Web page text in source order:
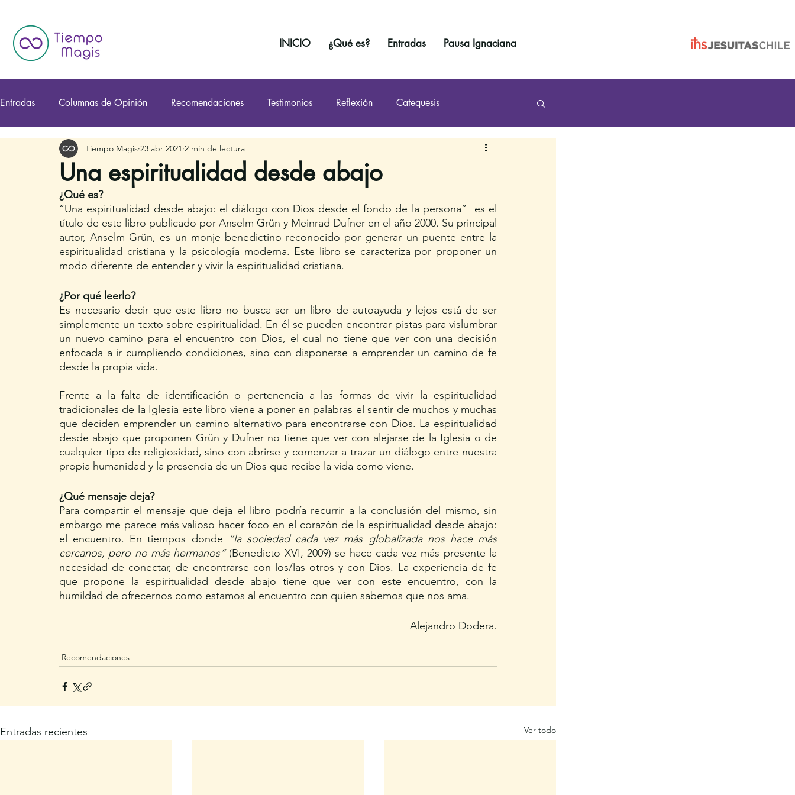
INICIO ¿Qué es? Entradas Pausa Ignaciana
Entradas Columnas de Opinión Recomendaciones Testimonios Reflexión Catequesis
Una espiritualidad desde abajo
Tiempo Magis 23 abr 2021 2 min de lectura
¿Qué es?
“Una espiritualidad desde abajo: el diálogo con Dios desde el fondo de la persona”  es el
título de este libro publicado por Anselm Grün y Meinrad Dufner en el año 2000. Su principal
autor, Anselm Grün, es un monje benedictino reconocido por generar un puente entre la
espiritualidad cristiana y la psicología moderna. Este libro se caracteriza por proponer un
modo diferente de entender y vivir la espiritualidad cristiana.
¿Por qué leerlo?
Es necesario decir que este libro no busca ser un libro de autoayuda y lejos está de ser
simplemente un texto sobre espiritualidad. En él se pueden encontrar pistas para vislumbrar
un nuevo camino para el encuentro con Dios, el cual no tiene que ver con una decisión
enfocada a ir cumpliendo condiciones, sino con disponerse a emprender un camino de fe
desde la propia vida.
Frente a la falta de identificación o pertenencia a las formas de vivir la espiritualidad
tradicionales de la Iglesia este libro viene a poner en palabras el sentir de muchos y muchas
que deciden emprender un camino alternativo para encontrarse con Dios. La espiritualidad
desde abajo que proponen Grün y Dufner no tiene que ver con alejarse de la Iglesia o de
cualquier tipo de religiosidad, sino con abrirse y comenzar a trazar un diálogo entre nuestra
propia humanidad y la presencia de un Dios que recibe la vida como viene.
¿Qué mensaje deja?
Para compartir el mensaje que deja el libro podría recurrir a la conclusión del mismo, sin
embargo me parece más valioso hacer foco en el corazón de la espiritualidad desde abajo:
el encuentro. En tiempos donde
“la sociedad cada vez más globalizada nos hace más
cercanos, pero no más hermanos” (Benedicto XVI, 2009) se hace cada vez más presente la
necesidad de conectar, de encontrarse con los/las otros y con Dios. La experiencia de fe
que propone la espiritualidad desde abajo tiene que ver con este encuentro, con la
humildad de ofrecernos como estamos al encuentro con quien sabemos que nos ama.
Alejandro Dodera.
Recomendaciones
Entradas recientes Ver todo